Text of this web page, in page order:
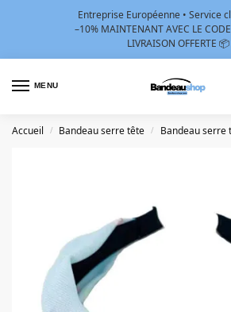
Entreprise Européenne • Service
–10% MAINTENANT AVEC LE CODE
LIVRAISON OFFERTE 📦
MENU
Accueil / Bandeau serre tête / Bandeau serre